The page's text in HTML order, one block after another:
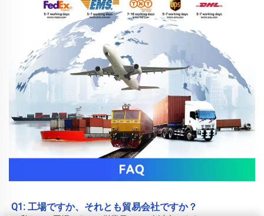
Q1: 工場ですか、それとも貿易会社ですか？